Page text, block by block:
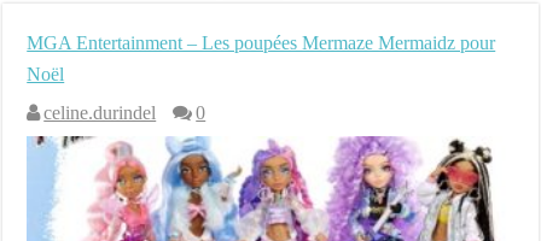
MGA Entertainment – Les poupées Mermaze Mermaidz pour
Noël
celine.durindel
0